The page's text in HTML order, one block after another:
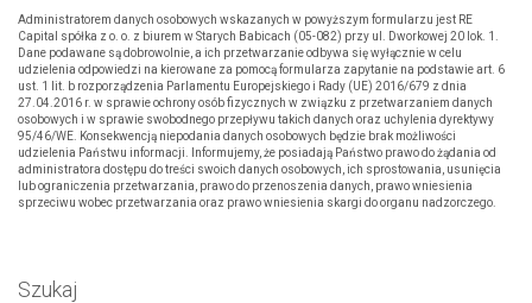
Administratorem danych osobowych wskazanych w powyższym formularzu jest RE
Capital spółka z o. o. z biurem w Starych Babicach (05-082) przy ul. Dworkowej 20 lok. 1.
Dane podawane są dobrowolnie, a ich przetwarzanie odbywa się wyłącznie w celu
udzielenia odpowiedzi na kierowane za pomocą formularza zapytanie na podstawie art. 6
ust. 1 lit. b rozporządzenia Parlamentu Europejskiego i Rady (UE) 2016/679 z dnia
27.04.2016 r. w sprawie ochrony osób fizycznych w związku z przetwarzaniem danych
osobowych i w sprawie swobodnego przepływu takich danych oraz uchylenia dyrektywy
95/46/WE. Konsekwencją niepodania danych osobowych będzie brak możliwości
udzielenia Państwu informacji. Informujemy, że posiadają Państwo prawo do żądania od
administratora dostępu do treści swoich danych osobowych, ich sprostowania, usunięcia
lub ograniczenia przetwarzania, prawo do przenoszenia danych, prawo wniesienia
sprzeciwu wobec przetwarzania oraz prawo wniesienia skargi do organu nadzorczego.
Szukaj